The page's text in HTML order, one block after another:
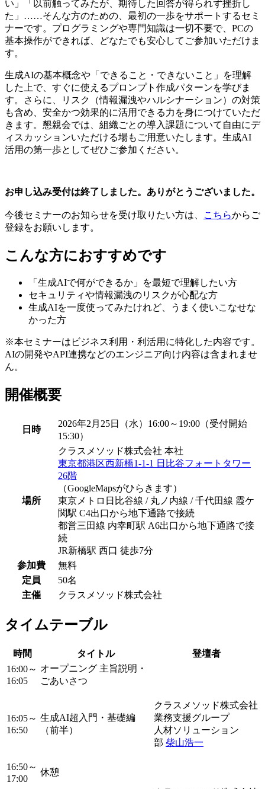
い」「以前触ってみたが、期待した回答が得られず挫折し
た」……そんな方のための、最初の一歩をサポートするセミ
ナーです。プログラミングや専門知識は一切不要で、PCの
基本操作ができれば、どなたでも安心してご参加いただけま
す。
生成AIの基本概念や「できること・できないこと」を理解
した上で、すぐに使えるプロンプト作成パターンを学びま
す。さらに、リスク（情報漏洩やハルシナーション）の対策
も含め、安全かつ効果的に活用できる力を身につけていただ
きます。懇親会では、組織ごとの導入課題について自由にデ
ィスカッションいただける場もご用意いたします。生成AI
活用の第一歩としてぜひご参加ください。
お申し込み受付は終了しました。ありがとうございました。
今後セミナーのお知らせを受け取りたい方は、 こちらからご
登録をお願いします。
こんな方におすすめです
「生成AIで何ができるか」を最短で理解したい方
セキュリティや情報漏洩のリスクが心配な方
生成AIを一度使ってみたけれど、うまく使いこなせな
かった方
※本セミナーはビジネス利用・利活用に特化した内容です。
AIの開発やAPI連携などのエンジニア向け内容は含まれませ
ん。
開催概要
日時
2026年2月25日（水）16:00～19:00（受付開始
15:30）
場所
クラスメソッド株式会社 本社
東京都港区西新橋1-1-1 日比谷フォートタワー
26階
（GoogleMapsがひらきます）
東京メトロ日比谷線 / 丸ノ内線 / 千代田線 霞ケ
関駅 C4出口から地下通路で接続
都営三田線 内幸町駅 A6出口から地下通路で接
続
JR新橋駅 西口 徒歩7分
参加費
無料
定員
50名
主催
クラスメソッド株式会社
タイムテーブル
時間 タイトル
登壇者
16:00～
16:05
オープニング 主旨説明・
ごあいさつ
16:05～
16:50
生成AI超入門・基礎編
（前半）
クラスメソッド株式会社
業務支援グループ
人材ソリューション
部 柴山浩一
16:50～
17:00
休憩